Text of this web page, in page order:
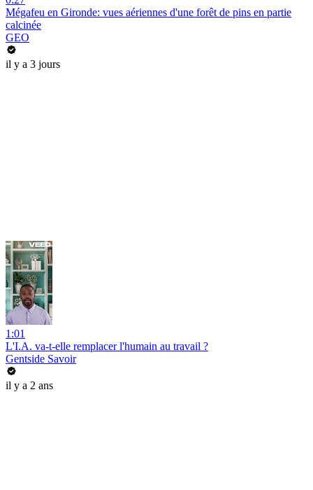
Mégafeu en Gironde: vues aériennes d'une forêt de pins en partie
calcinée
GEO
il y a 3 jours
1:01
L'I.A. va-t-elle remplacer l'humain au travail ?
Gentside Savoir
il y a 2 ans